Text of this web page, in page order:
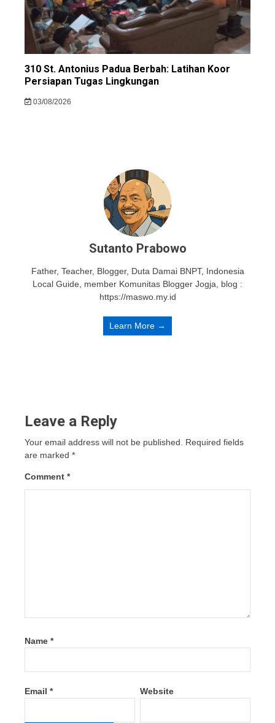
310 St. Antonius Padua Berbah: Latihan Koor
Persiapan Tugas Lingkungan
03/08/2026
Sutanto Prabowo
Father, Teacher, Blogger, Duta Damai BNPT, Indonesia
Local Guide, member Komunitas Blogger Jogja, blog :
https://maswo.my.id
Learn More →
Leave a Reply
Your email address will not be published. Required fields
are marked *
Comment *
Name *
Email * Website